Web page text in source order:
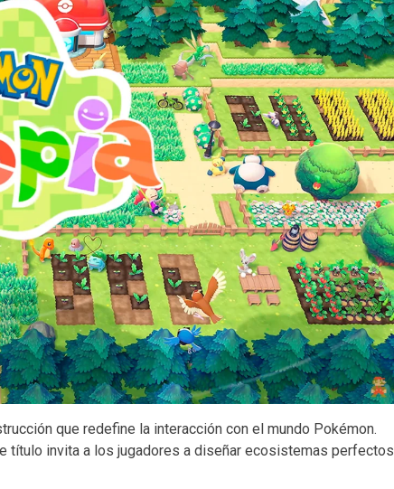
que redefine la interacción con el mundo Pokémon.
título invita a los jugadores a diseñar ecosistemas perfectos